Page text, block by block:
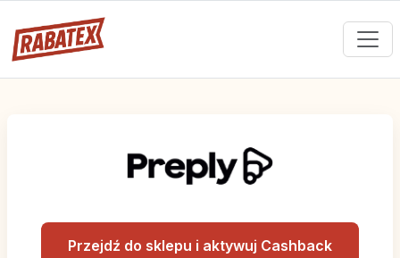
Przejdź do sklepu i aktywuj Cashback